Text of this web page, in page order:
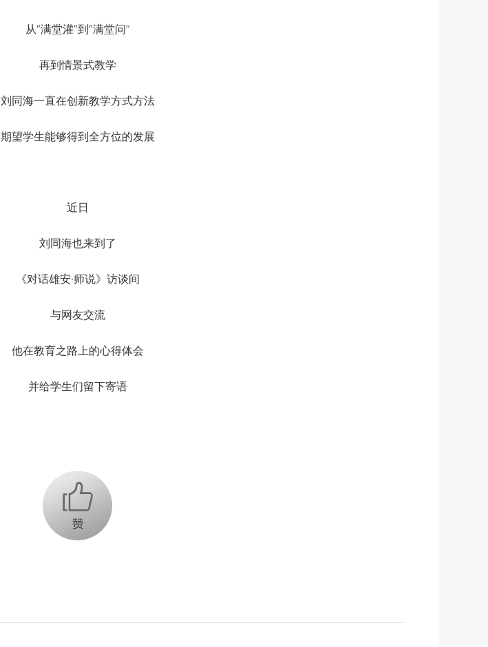
从“满堂灌”到“满堂问”
再到情景式教学
刘同海一直在创新教学方式方法
期望学生能够得到全方位的发展
近日
刘同海也来到了
《对话雄安·师说》访谈间
与网友交流
他在教育之路上的心得体会
并给学生们留下寄语
+1